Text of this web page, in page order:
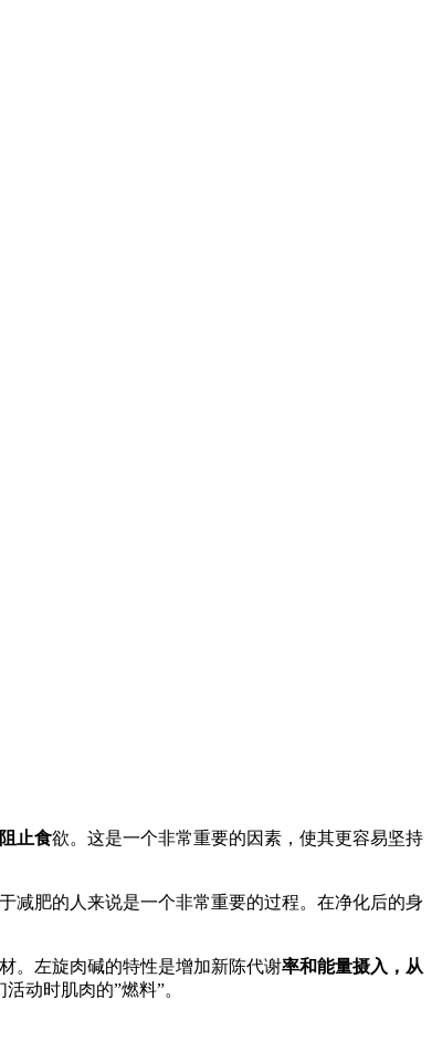
止食欲。这是一个非常重要的因素，使其更容易坚持
减肥的人来说是一个非常重要的过程。在净化后的身
。左旋肉碱的特性是增加新陈代谢率和能量摄入，从
动时肌肉的”燃料”。